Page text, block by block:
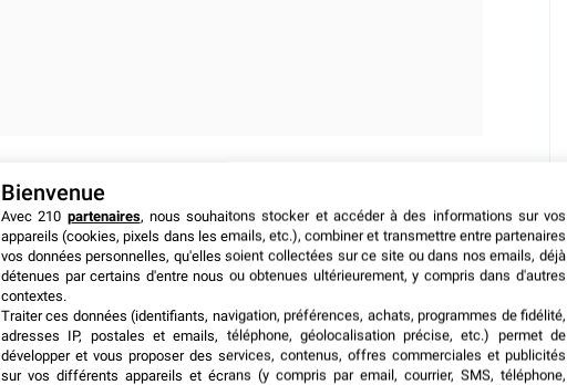
Bienvenue
Avec 210 partenaires, nous souhaitons stocker et accéder à des informations sur vos
appareils (cookies, pixels dans les emails, etc.), combiner et transmettre entre partenaires
vos données personnelles, qu'elles soient collectées sur ce site ou dans nos emails, déjà
détenues par certains d'entre nous ou obtenues ultérieurement, y compris dans d'autres
contextes.
Traiter ces données (identifiants, navigation, préférences, achats, programmes de fidélité,
adresses IP, postales et emails, téléphone, géolocalisation précise, etc.) permet de
développer et vous proposer des services, contenus, offres commerciales et publicités
sur vos différents appareils et écrans (y compris par email, courrier, SMS, téléphone,